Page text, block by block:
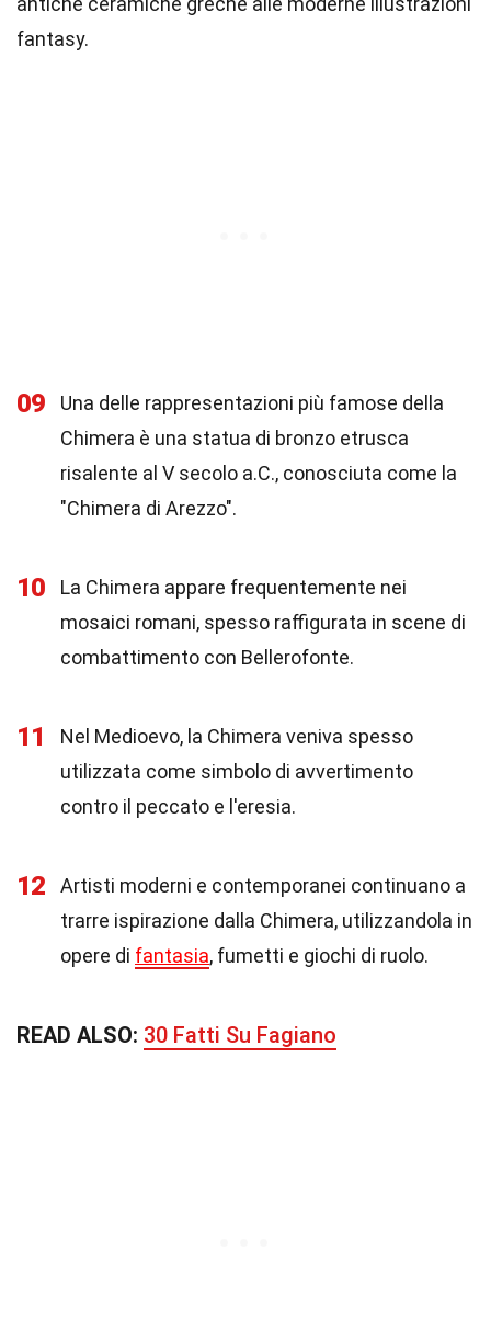
fantasy.
09
Una delle rappresentazioni più famose della
Chimera è una statua di bronzo etrusca
risalente al V secolo a.C., conosciuta come la
"Chimera di Arezzo".
10
La Chimera appare frequentemente nei
mosaici romani, spesso raffigurata in scene di
combattimento con Bellerofonte.
11
Nel Medioevo, la Chimera veniva spesso
utilizzata come simbolo di avvertimento
contro il peccato e l'eresia.
12
Artisti moderni e contemporanei continuano a
trarre ispirazione dalla Chimera, utilizzandola in
opere di fantasia, fumetti e giochi di ruolo.
READ ALSO: 30 Fatti Su Fagiano